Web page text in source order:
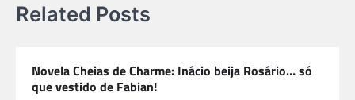
Related Posts
Novela Cheias de Charme: Inácio beija Rosário… só
que vestido de Fabian!